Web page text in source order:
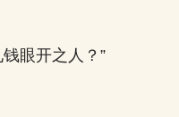
眼开之人？”